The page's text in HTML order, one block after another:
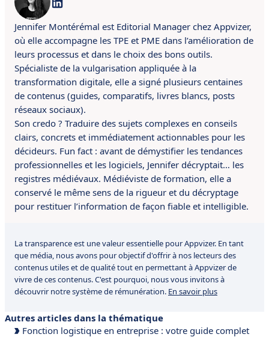
Jennifer Montérémal est Editorial Manager chez Appvizer,
où elle accompagne les TPE et PME dans l’amélioration de
leurs processus et dans le choix des bons outils.
Spécialiste de la vulgarisation appliquée à la
transformation digitale, elle a signé plusieurs centaines
de contenus (guides, comparatifs, livres blancs, posts
réseaux sociaux).
Son credo ? Traduire des sujets complexes en conseils
clairs, concrets et immédiatement actionnables pour les
décideurs. Fun fact : avant de démystifier les tendances
professionnelles et les logiciels, Jennifer décryptait… les
registres médiévaux. Médiéviste de formation, elle a
conservé le même sens de la rigueur et du décryptage
pour restituer l’information de façon fiable et intelligible.
La transparence est une valeur essentielle pour Appvizer. En tant
que média, nous avons pour objectif d'offrir à nos lecteurs des
contenus utiles et de qualité tout en permettant à Appvizer de
vivre de ces contenus. C'est pourquoi, nous vous invitons à
découvrir notre système de rémunération. En savoir plus
Autres articles dans la thématique
Fonction logistique en entreprise : votre guide complet